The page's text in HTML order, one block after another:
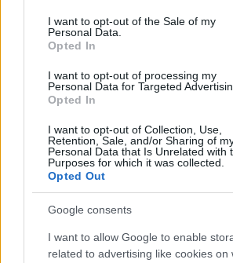
consent section.
I want to opt-out of the Sale of my
Personal Data.
Opted In
I want to opt-out of processing my
Personal Data for Targeted
Opted In
I want to opt-out of Collection, Use,
Retention, Sale, and/or Sharing of
Personal Data that Is Unrelated with
Purposes for which it was collected.
Opted Out
Google consents
I want to allow Google to enable
related to advertising like cookies on
ΔΙΑΒΑΣΤΕ ΠΕΡΙΣΣΟΤΕΡΑ ΙΝΤΕΡ ΜΑΪΑΜΙ